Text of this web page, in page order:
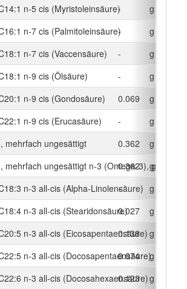
n-5 cis (Myristoleinsäure)-
g
n-7 cis (Palmitoleinsäure)
-
g
n-7 cis (Vaccensäure)
-
g
n-9 cis (Ölsäure)
-
g
n-9 cis (Gondosäure)
0.069
g
n-9 cis (Erucasäure)
-
g
mehrfach ungesättigt
0.362
g
mehrfach ungesättigt n-3 (Omega-3), gesamt
0.362
g
n-3 all-cis (Alpha-Linolensäure)
-
g
n-3 all-cis (Stearidonsäure)0.027
g
n-3 all-cis (Eicosapentaensäure)
0.138
g
n-3 all-cis (Docosapentaensäure)
0.074
g
n-3 all-cis (Docosahexaensäure)
0.123
g